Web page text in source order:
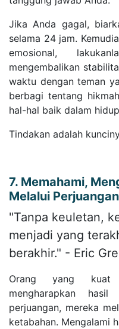
Jika Anda gagal,
selama 24 jam.
emosional,
mengembalikan
waktu dengan teman
berbagi tentang
hal-hal baik dalam
Tindakan adalah
7. Memahami,
Melalui Perjuangan
"Tanpa keuletan,
menjadi yang
berakhir." - Eric
Orang yang kuat
mengharapkan
perjuangan, mereka
ketabahan. Mengalami